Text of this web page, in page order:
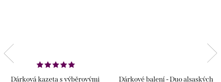
Dárková kazeta s výběrovými Dárkové balení - Duo alsaských